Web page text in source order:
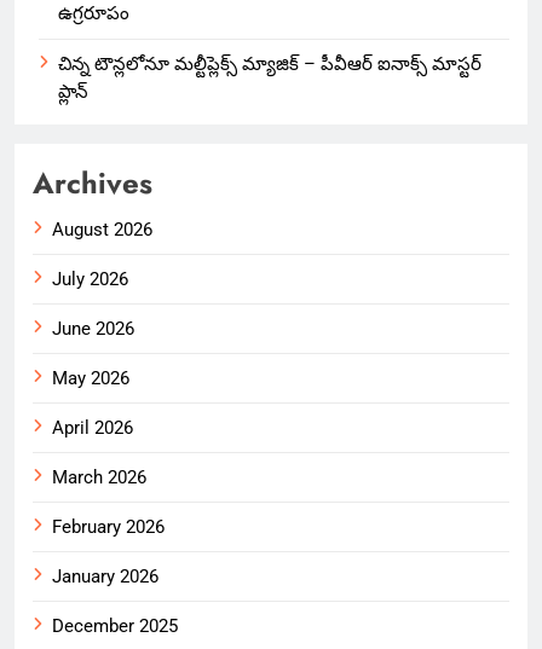
ఉగ్రరూపం
చిన్న టౌన్లలోనూ మల్టీప్లెక్స్‌ మ్యాజిక్ – పీవీఆర్ ఐనాక్స్ మాస్టర్
ప్లాన్
Archives
August 2026
July 2026
June 2026
May 2026
April 2026
March 2026
February 2026
January 2026
December 2025